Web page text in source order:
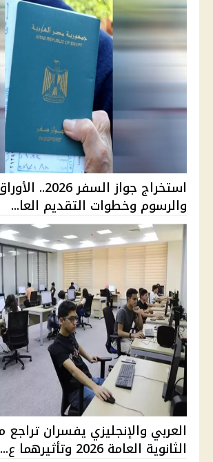
استخراج جواز
والرسوم وخطوات التقديم العا...
العربي والإنجليزي يفسران تراجع
الثانوية العامة 2026 وتأثيرهما ع...